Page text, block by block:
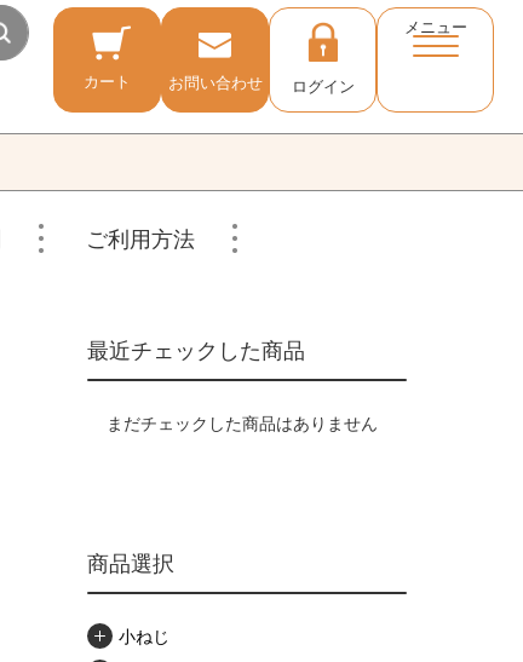
カート お問い合わせ ログイン
メニュー
ご利用方法
最近チェックした商品
まだチェックした商品はありません
商品選択
小ねじ